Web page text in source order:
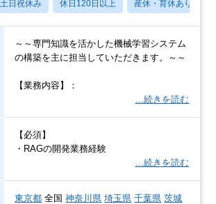
土日祝休み 休日120日以上 産休・育休あり
～～専門知識を活かした機械学習システム
の構築を主に担当していただきます。～～
【業務内容】：
…続きを読む
【必須】
・RAGの開発業務経験
…続きを読む
東京都 全国神奈川県 埼玉県 千葉県 茨城